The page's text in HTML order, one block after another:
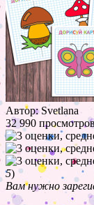
Автор: Svetlana
32 990 просмотров
5)
Вам нужно